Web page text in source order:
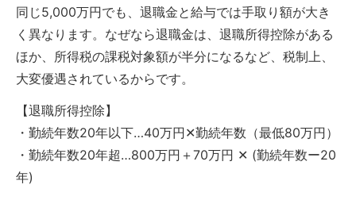
同じ5,000万円でも、退職金と給与では手取り額が大き
く異なります。なぜなら退職金は、退職所得控除がある
ほか、所得税の課税対象額が半分になるなど、税制上、
大変優遇されているからです。
【退職所得控除】
・勤続年数20年以下…40万円✕勤続年数（最低80万円）
・勤続年数20年超…800万円＋70万円 ✕ (勤続年数ー20
年)